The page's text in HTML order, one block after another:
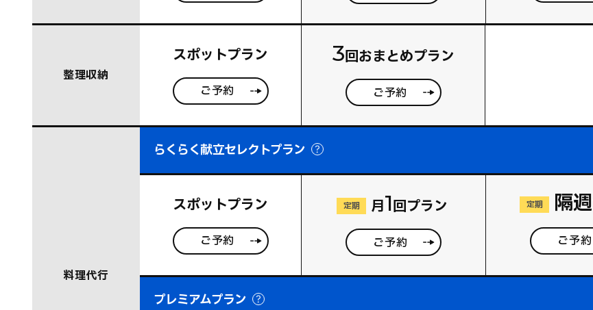
整理収納
スポットプラン
ご予約
3回おまとめプラン
ご予約
料理代行
らくらく献立セレクトプラン
スポットプラン
ご予約
定期 月1回プラン
ご予約
定期 隔週
ご予約
プレミアムプラン